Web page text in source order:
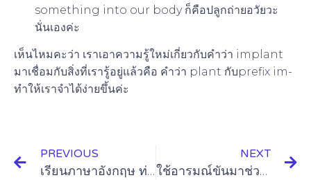
something into our body ก็คือปลูกถ่ายอวัยวะ
นั่นเองค่ะ
เห็นไหมคะว่า เราเอาความรู้ใหม่เกี่ยวกับคำว่า implant
มาเชื่อมกับสิ่งที่เรารู้อยู่แล้วคือ คำว่า plant กับprefix im-
ทำให้เราจำได้ง่ายขึ้นค่ะ
PREVIOUS
เรียนภาษาอังกฤษ ท่องจำดีไหม (rote memorization)
NEXT
ใช้อารมณ์ขันมาช่วยจำ (Humor and Memory)